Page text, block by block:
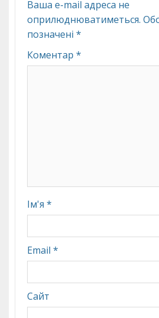
Ваша e-mail адреса не
оприлюднюватиметься.
позначені *
Коментар *
Ім'я *
Email *
Сайт